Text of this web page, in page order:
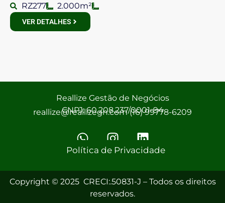
RZ277 2.000m²
VER DETALHES
Reallize Gestão de Negócios
CNPJ: 60.208.237/0001-94
reallize@reallizegn.com (16) 99778-6209
Política de Privacidade
Copyright © 2025 CRECI:.50831-J – Todos os direitos
reservados.